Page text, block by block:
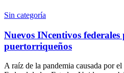
Nuevos
federales
para
comerciantes
puertorriqueños
Sin categoría
Nuevos INcentivos
puertorriqueños
A raíz de la pandemia causada por